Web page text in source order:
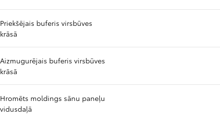
Priekšējais buferis virsbūves
krāsā
Aizmugurējais buferis virsbūves
krāsā
Hromēts moldings sānu paneļu
vidusdaļā